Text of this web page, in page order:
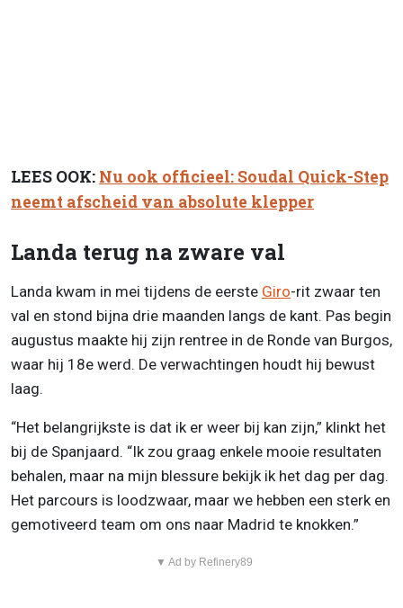
LEES OOK: Nu ook officieel: Soudal Quick-Step
neemt afscheid van absolute klepper
Landa terug na zware val
Landa kwam in mei tijdens de eerste Giro-rit zwaar ten
val en stond bijna drie maanden langs de kant. Pas begin
augustus maakte hij zijn rentree in de Ronde van Burgos,
waar hij 18e werd. De verwachtingen houdt hij bewust
laag.
“Het belangrijkste is dat ik er weer bij kan zijn,” klinkt het
bij de Spanjaard. “Ik zou graag enkele mooie resultaten
behalen, maar na mijn blessure bekijk ik het dag per dag.
Het parcours is loodzwaar, maar we hebben een sterk en
gemotiveerd team om ons naar Madrid te knokken.”
▼ Ad by Refinery89